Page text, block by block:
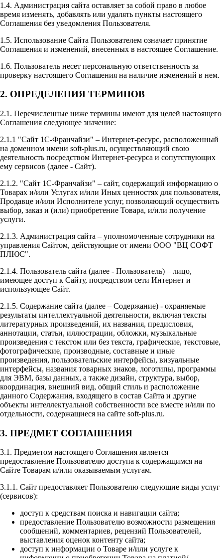
1.4. Администрация сайта оставляет за собой право в любое
время изменять, добавлять или удалять пункты настоящего
Соглашения без уведомления Пользователя.
1.5. Использование Сайта Пользователем означает принятие
Соглашения и изменений, внесенных в настоящее Соглашение.
1.6. Пользователь несет персональную ответственность за
проверку настоящего Соглашения на наличие изменений в нем.
2. ОПРЕДЕЛЕНИЯ ТЕРМИНОВ
2.1. Перечисленные ниже термины имеют для целей настоящего
Соглашения следующее значение:
2.1.1 "Сайт 1С-Франчайзи" – Интернет-ресурс, расположенный
на доменном имени soft-plus.ru, осуществляющий свою
деятельность посредством Интернет-ресурса и сопутствующих
ему сервисов (далее - Сайт).
2.1.2. "Сайт 1С-Франчайзи" – сайт, содержащий информацию о
Товарах и/или Услугах и/или Иных ценностях для пользователя,
Продавце и/или Исполнителе услуг, позволяющий осуществить
выбор, заказ и (или) приобретение Товара, и/или получение
услуги.
2.1.3. Администрация сайта – уполномоченные сотрудники на
управления Сайтом, действующие от имени ООО "ВЦ СОФТ
ПЛЮС".
2.1.4. Пользователь сайта (далее - Пользователь) – лицо,
имеющее доступ к Сайту, посредством сети Интернет и
использующее Сайт.
2.1.5. Содержание сайта (далее – Содержание) - охраняемые
результаты интеллектуальной деятельности, включая тексты
литературных произведений, их названия, предисловия,
аннотации, статьи, иллюстрации, обложки, музыкальные
произведения с текстом или без текста, графические, текстовые,
фотографические, производные, составные и иные
произведения, пользовательские интерфейсы, визуальные
интерфейсы, названия товарных знаков, логотипы, программы
для ЭВМ, базы данных, а также дизайн, структура, выбор,
координация, внешний вид, общий стиль и расположение
данного Содержания, входящего в состав Сайта и другие
объекты интеллектуальной собственности все вместе и/или по
отдельности, содержащиеся на сайте soft-plus.ru.
3. ПРЕДМЕТ СОГЛАШЕНИЯ
3.1. Предметом настоящего Соглашения является
предоставление Пользователю доступа к содержащимся на
Сайте Товарам и/или оказываемым услугам.
3.1.1. Сайт предоставляет Пользователю следующие виды услуг
(сервисов):
доступ к средствам поиска и навигации сайта;
предоставление Пользователю возможности размещения
сообщений, комментариев, рецензий Пользователей,
выставления оценок контенту сайта;
доступ к информации о Товаре и/или услуге к